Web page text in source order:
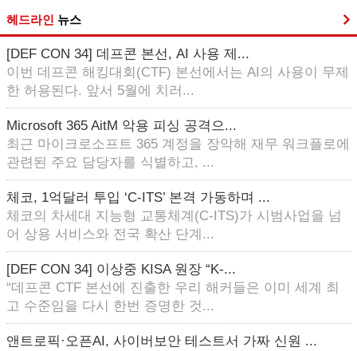
헤드라인 뉴스
[DEF CON 34] 데프콘 본선, AI 사용 제...
이번 데프콘 해킹대회(CTF) 본선에서는 AI의 사용이 무제
한 허용된다. 앞서 5월에 치러...
Microsoft 365 AitM 악용 피싱 공격으...
최근 마이크로소프트 365 계정을 장악해 재무 워크플로에
관련된 주요 담당자를 식별하고, ...
체코, 1억달러 투입 ‘C-ITS’ 본격 가동하며 ...
체코의 차세대 지능형 교통체계(C-ITS)가 시범사업을 넘
어 상용 서비스와 전국 확산 단계...
[DEF CON 34] 이상중 KISA 원장 “K-...
“데프콘 CTF 본선에 진출한 우리 해커들은 이미 세계 최
고 수준임을 다시 한번 증명한 것...
앤트로픽·오픈AI, 사이버보안 테스트서 가짜 신원 ...